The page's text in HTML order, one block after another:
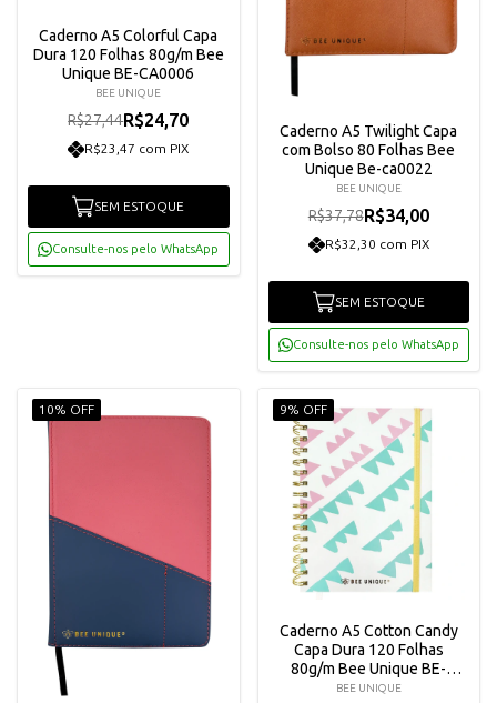
Caderno A5 Colorful Capa
Dura 120 Folhas 80g/m Bee
Unique BE-CA0006
BEE UNIQUE
R$27,44R$24,70
R$23,47 com PIX
SEM ESTOQUE
Consulte-nos pelo WhatsApp
Caderno A5 Twilight Capa
com Bolso 80 Folhas Bee
Unique Be-ca0022
BEE UNIQUE
R$37,78R$34,00
R$32,30 com PIX
SEM ESTOQUE
Consulte-nos pelo WhatsApp
10% OFF 9% OFF
Caderno A5 Cotton Candy
Capa Dura 120 Folhas
80g/m Bee Unique BE-
CA0008
BEE UNIQUE